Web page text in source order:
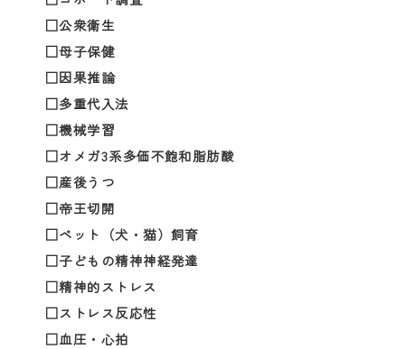
□公衆衛生
□母子保健
□因果推論
□多重代入法
□機械学習
□オメガ3系多価不飽和脂肪酸
□産後うつ
□帝王切開
□ペット（犬・猫）飼育
□子どもの精神神経発達
□精神的ストレス
□ストレス反応性
□血圧・心拍